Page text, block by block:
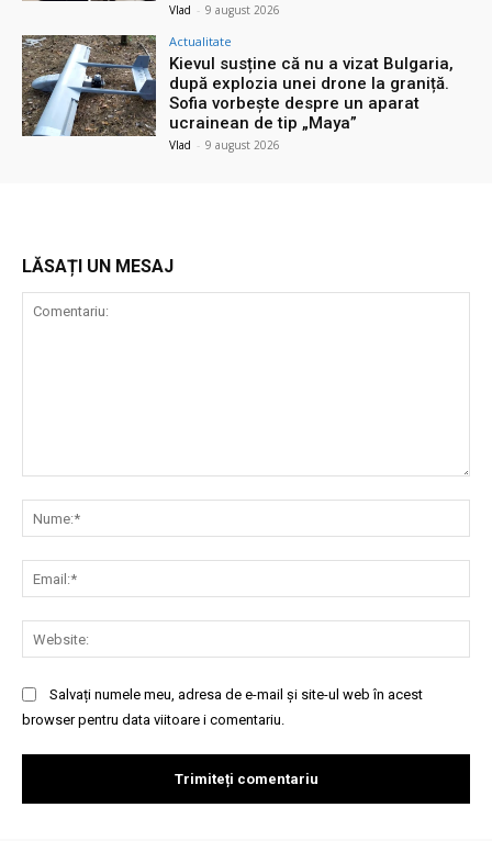
Vlad - 9 august 2026
Actualitate
Kievul susține că nu a vizat Bulgaria,
după explozia unei drone la graniță.
Sofia vorbește despre un aparat
ucrainean de tip „Maya”
Vlad - 9 august 2026
LĂSAȚI UN MESAJ
Salvați numele meu, adresa de e-mail și site-ul web în acest
browser pentru data viitoare i comentariu.